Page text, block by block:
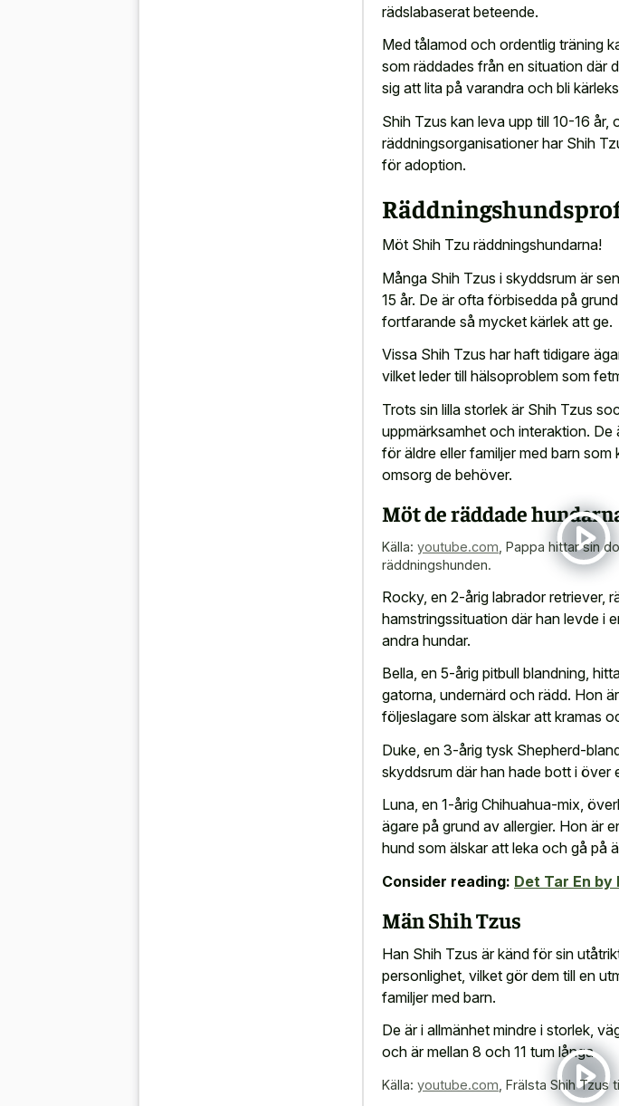
rädslabaserat beteende.
Med tålamod och ordentlig träning
som räddades från en situation där
sig att lita på varandra och bli
Shih Tzus kan leva upp till 10-16 år,
räddningsorganisationer har Shih
för adoption.
Möt Shih Tzu räddningshundarna!
Många Shih Tzus i skyddsrum är
15 år. De är ofta förbisedda på
fortfarande så mycket kärlek att ge.
Vissa Shih Tzus har haft tidigare
vilket leder till hälsoproblem som
Trots sin lilla storlek är Shih Tzus
uppmärksamhet och interaktion.
för äldre eller familjer med barn som
omsorg de behöver.
Möt de räddade
Källa: youtube.com Pappa hittar sin
räddningshunden.
Rocky, en 2-årig labrador retriever,
hamstringssituation där han levde i
andra hundar.
Bella, en 5-årig pitbull blandning,
gatorna, undernärd och rädd. Hon
följeslagare som älskar att kramas
Duke, en 3-årig tysk Shepherd-
skyddsrum där han hade bott i över
Luna, en 1-årig Chihuahua-mix,
ägare på grund av allergier. Hon är
hund som älskar att leka och gå på
Consider reading: Det Tar En by
Män Shih Tzus
Han Shih Tzus är känd för sin
personlighet, vilket gör dem till en
familjer med barn.
De är i allmänhet mindre i storlek,
och är mellan 8 och 11 tum långa.
Källa: youtube.com Frälsta Shih Tzus